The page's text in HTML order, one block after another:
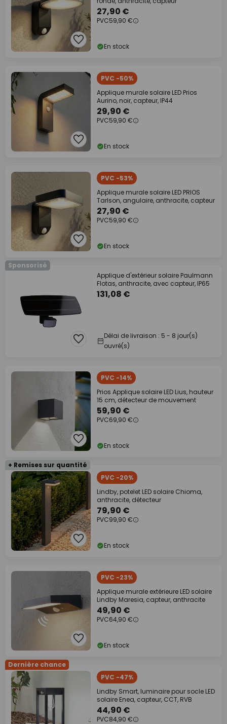
27,90 €
PVC59,90 €
En stock
PVC -50%
Applique murale solaire LED Prios
Aurino, noir, capteur, IP44
29,90 €
PVC59,90 €
En stock
PVC -53%
Applique murale solaire LED PRIOS
Tarlson, angulaire, anthracite, capteur
27,90 €
PVC59,90 €
En stock
Sponsorisé
Applique d'extérieur solaire Paulmann
Flotas, anthracite, avec capteur, IP65
131,08 €
Délai de livraison : 5 - 8 jour(s)
ouvré(s)
PVC -14%
Prios Applique solaire LED Lius, hauteur
15 cm, détecteur de mouvement
59,90 €
PVC69,90 €
En stock
+ Remises sur quantité
PVC -20%
Lindby, potelet LED solaire Chioma,
anthracite, détecteur
79,90 €
PVC99,90 €
En stock
PVC -23%
Applique murale extérieure LED solaire
Lindby Maresia, capteur, anthracite
49,90 €
PVC64,90 €
En stock
Dernière chance
PVC -47%
Lindby Smart, luminaire pour socle LED
solaire Enea, capteur, CCT, RVB
44,90 €
PVC84,90 €